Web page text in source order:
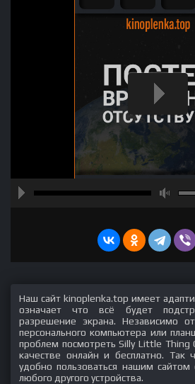
Наш сайт kinoplenka.top имеет
означает что всё будет
разрешение экрана. Независимо
персонального компьютера или
проблем посмотреть Silly Little Thing
качестве онлайн и бесплатно. Так
удобно пользоваться нашим
любого другого устройства.